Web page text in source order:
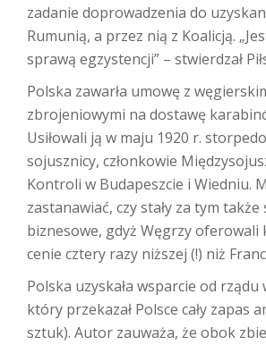
zadanie doprowadzenia do
Rumunią, a przez nią z Koalicją.
sprawą egzystencji” – stwierdzał
Polska zawarła umowę z
zbrojeniowymi na dostawę
Usiłowali ją w maju 1920 r.
sojusznicy, członkowie
Kontroli w Budapeszcie i Wiedniu.
zastanawiać, czy stały za tym także
biznesowe, gdyż Węgrzy oferowali
cenie cztery razy niższej (!) niż
Polska uzyskała wsparcie od
który przekazał Polsce cały zapas
sztuk). Autor zauważa, że obok